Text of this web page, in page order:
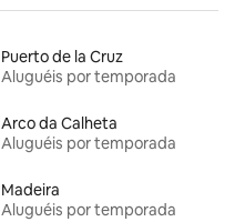
Puerto de la Cruz
Aluguéis por temporada
Arco da Calheta
Aluguéis por temporada
Madeira
Aluguéis por temporada